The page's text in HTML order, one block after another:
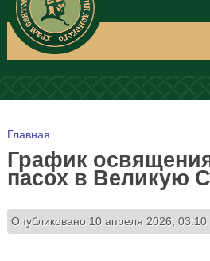
Вы здесь
Главная
График
пасох в Великую
Опубликовано 10 апреля 2026, 03:10